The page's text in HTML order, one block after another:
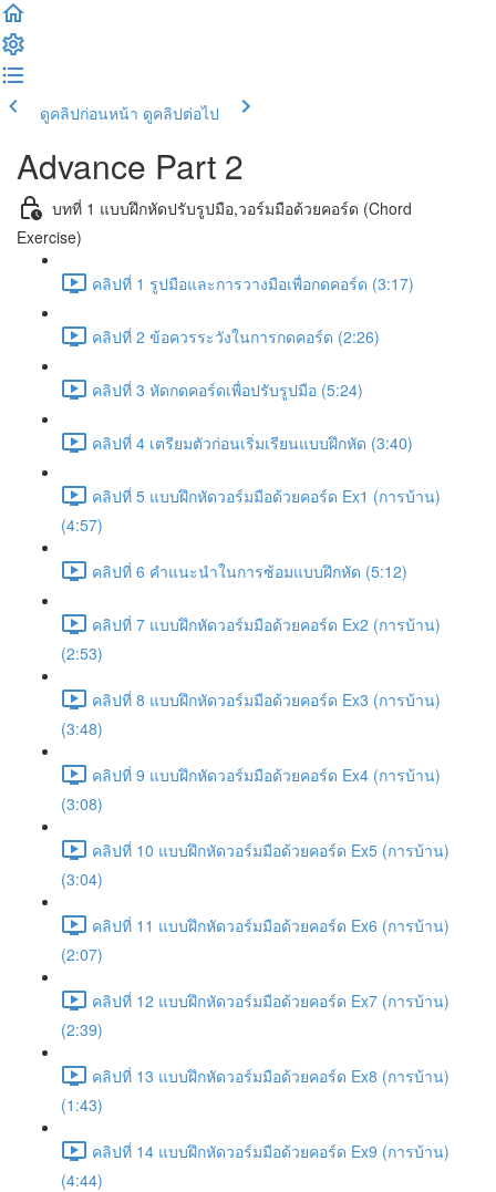
ดูคลิปก่อนหน้า ดูคลิปต่อไป
Advance Part 2
บทที่ 1 แบบฝึกหัดปรับรูปมือ,วอร์มมือด้วยคอร์ด (Chord
Exercise)
คลิปที่ 1 รูปมือและการวางมือเพื่อกดคอร์ด (3:17)
คลิปที่ 2 ข้อควรระวังในการกดคอร์ด (2:26)
คลิปที่ 3 หัดกดคอร์ดเพื่อปรับรูปมือ (5:24)
คลิปที่ 4 เตรียมตัวก่อนเริ่มเรียนแบบฝึกหัด (3:40)
คลิปที่ 5 แบบฝึกหัดวอร์มมือด้วยคอร์ด Ex1 (การบ้าน)
(4:57)
คลิปที่ 6 คำแนะนำในการซ้อมแบบฝึกหัด (5:12)
คลิปที่ 7 แบบฝึกหัดวอร์มมือด้วยคอร์ด Ex2 (การบ้าน)
(2:53)
คลิปที่ 8 แบบฝึกหัดวอร์มมือด้วยคอร์ด Ex3 (การบ้าน)
(3:48)
คลิปที่ 9 แบบฝึกหัดวอร์มมือด้วยคอร์ด Ex4 (การบ้าน)
(3:08)
คลิปที่ 10 แบบฝึกหัดวอร์มมือด้วยคอร์ด Ex5 (การบ้าน)
(3:04)
คลิปที่ 11 แบบฝึกหัดวอร์มมือด้วยคอร์ด Ex6 (การบ้าน)
(2:07)
คลิปที่ 12 แบบฝึกหัดวอร์มมือด้วยคอร์ด Ex7 (การบ้าน)
(2:39)
คลิปที่ 13 แบบฝึกหัดวอร์มมือด้วยคอร์ด Ex8 (การบ้าน)
(1:43)
คลิปที่ 14 แบบฝึกหัดวอร์มมือด้วยคอร์ด Ex9 (การบ้าน)
(4:44)